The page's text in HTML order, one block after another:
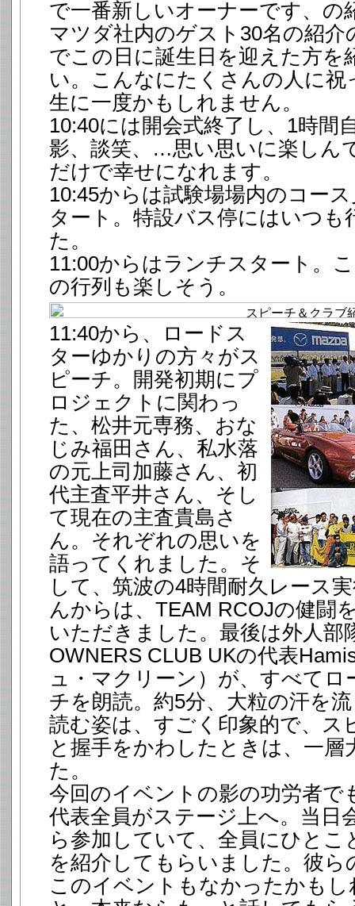
で一番新しいオーナーです、の
マツダ社内のゲスト30名の紹
でこの日に誕生日を迎えた方を
い。こんなにたくさんの人に
生に一度かもしれません。
10:40には開会式終了し、1時間
影、談笑、…思い思いに楽しん
だけで幸せになれます。
10:45からは試験場場内のコー
タート。特設バス停にはいつも
た。
11:00からはランチスタート。
の行列も楽しそう。
11:40から、ロードス
ターゆかりの方々がス
ピーチ。開発初期にプ
ロジェクトに関わっ
た、松井元専務、おな
じみ福田さん、私水落
の元上司加藤さん、初
代主査平井さん、そし
て現在の主査貴島さ
ん。それぞれの思いを
語ってくれました。そ
して、筑波の4時間耐久レース
んからは、TEAM RCOJの健闘
いただきました。最後は外人部
OWNERS CLUB UKの代表
ュ・マクリーン）が、すべて
チを朗読。約5分、大粒の汗を
読む姿は、すごく印象的で、ス
と握手をかわしたときは、一層
た。
今回のイベントの影の功労者で
代表全員がステージ上へ。当日
ら参加していて、全員にひと
を紹介してもらいました。彼ら
このイベントもなかったかも